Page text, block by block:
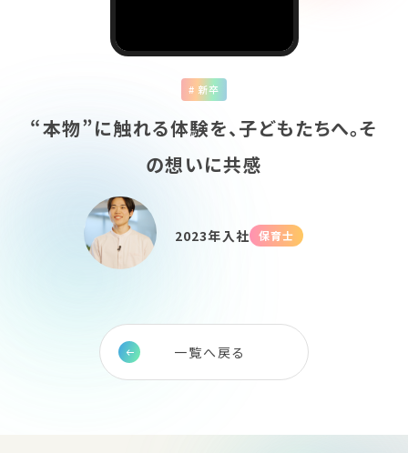
Career
New Graduate
Workplace
# 新卒
“本物”に触れる体験を、子どもたちへ。そ
の想いに共感
2023年入社 保育士
一覧へ戻る